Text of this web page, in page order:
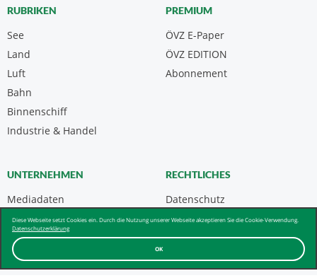
OK
Diese Webseite setzt Cookies ein. Durch die Nutzung unserer Webseite akzeptieren Sie die Cookie-Verwendung.
Datenschutzerklärung
RUBRIKEN
See
Land
Luft
Bahn
Binnenschiff
Industrie & Handel
PREMIUM
ÖVZ E-Paper
Abonnement
ÖVZ EDITION
UNTERNEHMEN
Mediadaten
Kontakt
Über uns & AGB
RECHTLICHES
Datenschutz
Impressum